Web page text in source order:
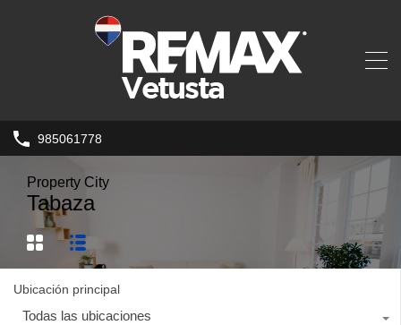
985061778
Property City
Tabaza
Ubicación principal
Todas las ubicaciones